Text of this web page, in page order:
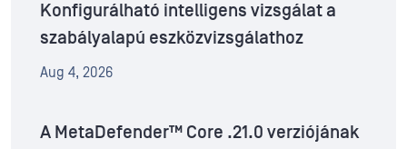
Konfigurálható intelligens vizsgálat a
szabályalapú eszközvizsgálathoz
Aug 4, 2026
A MetaDefender™ Core .21.0 verziójának